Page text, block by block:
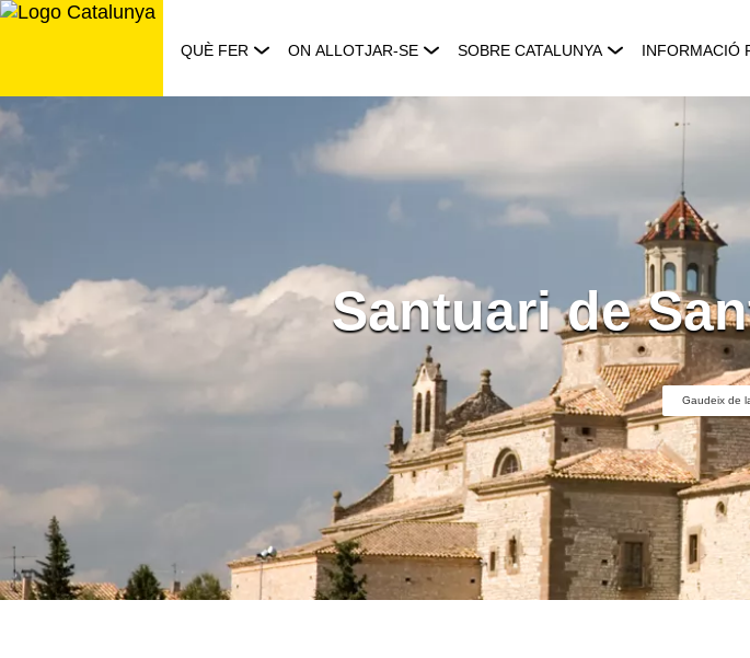
Saltar
QUÈ FER ON ALLOTJAR-SE SOBRE CATALUNYA INFORMACIÓ
Santuari de
Gaudeix de